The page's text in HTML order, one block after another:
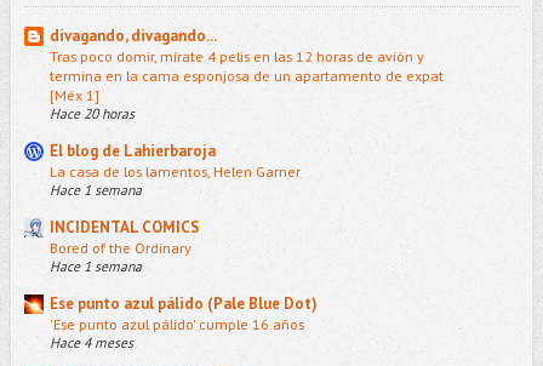
divagando, divagando...
Tras poco domir, mírate 4 pelis en las 12 horas de avión y
termina en la cama esponjosa de un apartamento de expat
[Méx 1]
Hace 20 horas
El blog de Lahierbaroja
La casa de los lamentos, Helen Garner
Hace 1 semana
INCIDENTAL COMICS
Bored of the Ordinary
Hace 1 semana
Ese punto azul pálido (Pale Blue Dot)
'Ese punto azul pálido' cumple 16 años
Hace 4 meses